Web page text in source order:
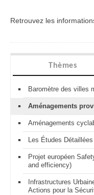
Retrouvez les
Thèmes
Baromètre des villes
Aménagements
Aménagements
Les Études
Projet européen
and efficiency)
Infrastructures
Actions pour la